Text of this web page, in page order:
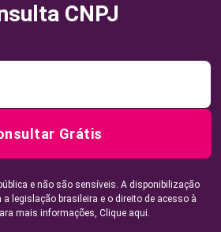
CNPJ
Grátis
e não são sensíveis. A disponibilização
legislação brasileira e o direito de acesso à
mais informações, Clique aqui.